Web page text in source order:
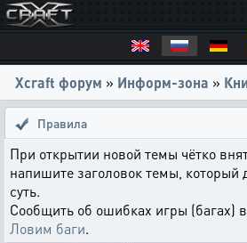
Xcraft форум » Информ-зона »
Правила
При открытии новой темы чётко
напишите заголовок темы, который
суть.
Сообщить об ошибках игры (багах)
Ловим баги.